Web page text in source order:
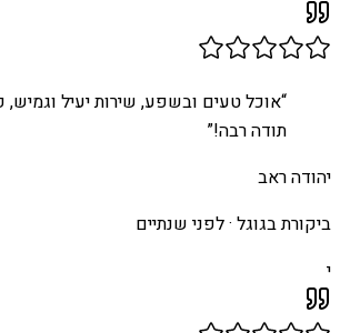
“אוכל טעים ובשפע, שירות יעיל
תודה רבה!”
יהודה ראב
ביקורת בגוגל ·לפני שנתיים
י